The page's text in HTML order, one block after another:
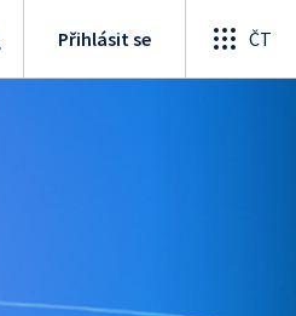
Přihlásit se ČT